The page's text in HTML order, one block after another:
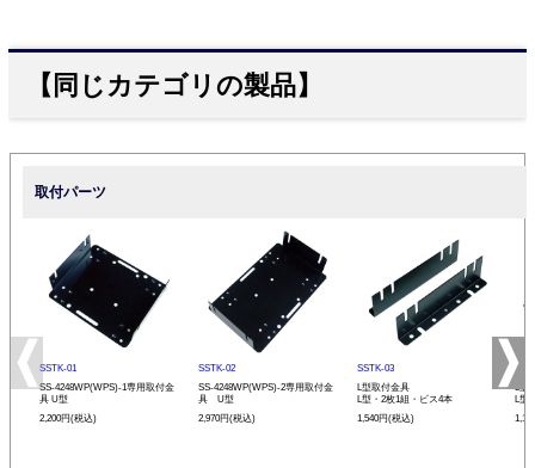
【同じカテゴリの製品】
取付パーツ
SSTK-01
SS-4248WP(WPS)-1専用取付金
具 U型
2,200円(税込)
SSTK-02
SS-4248WP(WPS)-2専用取付金
具 U型
2,970円(税込)
SSTK-03
L型取付金具
L型・2枚1組・ビス4本
1,540円(税込)
L型
L型